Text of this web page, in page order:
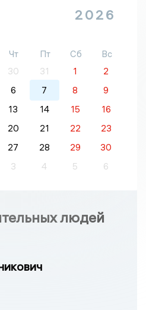
2026
Чт Пт Сб
Вс
30 31 1
2
6 7 8
9
13 14 15
16
20 21 22
23
27 28 29
30
3 4 5 6
людей